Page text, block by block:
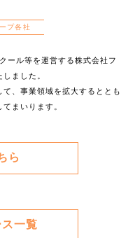
プ各社
ール等を運営する株式会社フ
ました。
、事業領域を拡大するととも
まいります。
ら
一覧